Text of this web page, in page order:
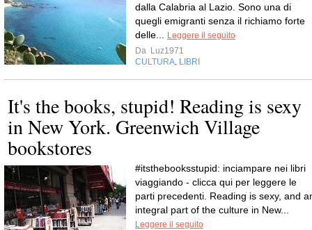
dalla Calabria al Lazio. Sono una di
quegli emigranti senza il richiamo forte
delle...
Leggere il seguito
Da Luz1971
CULTURA LIBRI
It's the books, stupid! Reading is sexy
in New York. Greenwich Village
bookstores
#itsthebooksstupid: inciampare nei libri
viaggiando - clicca qui per leggere le
parti precedenti. Reading is sexy, and
integral part of the culture in New...
Leggere il seguito